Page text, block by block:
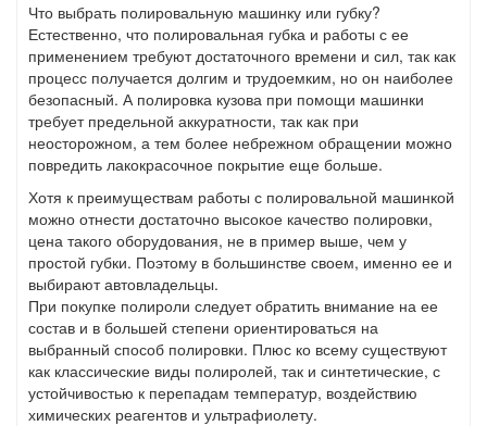
Что выбрать полировальную машинку или губку?
Естественно, что полировальная губка и работы с ее
применением требуют достаточного времени и сил, так как
процесс получается долгим и трудоемким, но он наиболее
безопасный. А полировка кузова при помощи машинки
требует предельной аккуратности, так как при
неосторожном, а тем более небрежном обращении можно
повредить лакокрасочное покрытие еще больше.
Хотя к преимуществам работы с полировальной машинкой
можно отнести достаточно высокое качество полировки,
цена такого оборудования, не в пример выше, чем у
простой губки. Поэтому в большинстве своем, именно ее и
выбирают автовладельцы.
При покупке полироли следует обратить внимание на ее
состав и в большей степени ориентироваться на
выбранный способ полировки. Плюс ко всему существуют
как классические виды полиролей, так и синтетические, с
устойчивостью к перепадам температур, воздействию
химических реагентов и ультрафиолету.